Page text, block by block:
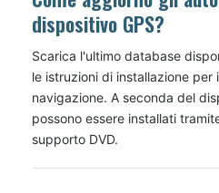
dispositivo GPS?
Scarica l'ultimo database
le istruzioni di installazione per
navigazione. A seconda del
possono essere installati
supporto DVD.